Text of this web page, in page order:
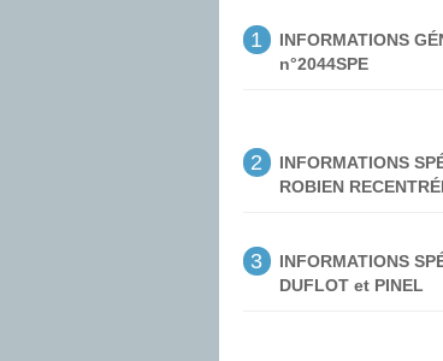
1
INFORMATIONS
n°2044SPE
2
INFORMATIONS
ROBIEN
3
INFORMATIONS
DUFLOT et PINEL